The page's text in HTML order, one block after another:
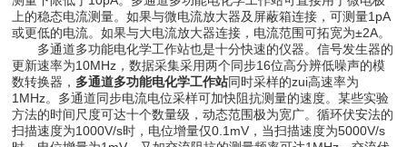
上的稳态电流测量。如果与微电流放大器及屏蔽箱连接，可测量1pA
或更低的电流。如果与大电流放大器连接，电流范围可拓宽为±2A。
多通道多功能电化学工作站也是十分快速的仪器。信号发生器的
更新速率为10MHz，数据采集采用两个同步16位高分辨低噪声的模
数转换器， 多通道多功能电化学工作站同时采样的zui高速率为
1MHz。多通道同步电流电位采样可加快阻抗测量的速度。某些实验
方法的时间尺度可达十个数量级，动态范围极为宽广。循环伏安法的
扫描速度为1000V/s时，电位增量仅0.1mV，当扫描速度为5000V/s